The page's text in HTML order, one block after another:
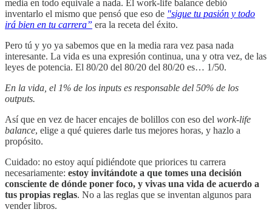
media en todo equivale a nada. El work-life balance debió
inventarlo el mismo que pensó que eso de "sigue tu pasión y todo
irá bien en tu carrera” era la receta del éxito.
Pero tú y yo ya sabemos que en la media rara vez pasa nada
interesante. La vida es una expresión continua, una y otra vez, de las
leyes de potencia. El 80/20 del 80/20 del 80/20 es… 1/50.
En la vida, el 1% de los inputs es responsable del 50% de los
outputs.
Así que en vez de hacer encajes de bolillos con eso del work-life
balance, elige a qué quieres darle tus mejores horas, y hazlo a
propósito.
Cuidado: no estoy aquí pidiéndote que priorices tu carrera
necesariamente: estoy invitándote a que tomes una decisión
consciente de dónde poner foco, y vivas una vida de acuerdo a
tus propias reglas. No a las reglas que se inventan algunos para
vender libros.